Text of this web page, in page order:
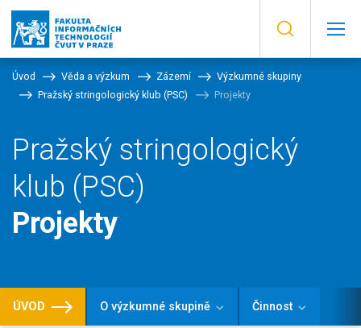
Úvod Věda a výzkum Zázemí
Výzkumné skupiny
Pražský stringologický klub (PSC)
Projekty
Pražský stringologický
klub (PSC)
Projekty
ÚVOD O výzkumné skupině Činnost